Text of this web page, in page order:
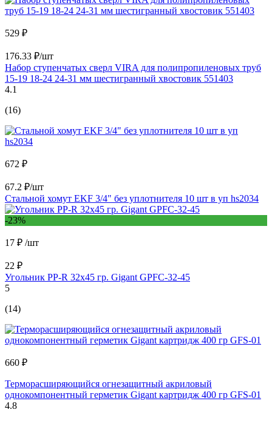
529 ₽
176.33 ₽/шт
Набор ступенчатых сверл VIRA для полипропиленовых труб
15-19 18-24 24-31 мм шестигранный хвостовик 551403
4.1
(16)
672 ₽
67.2 ₽/шт
Стальной хомут EKF 3/4" без уплотнителя 10 шт в уп hs2034
-23%
17 ₽ /шт
22 ₽
Угольник PP-R 32x45 гр. Gigant GPFC-32-45
5
(14)
660 ₽
Терморасширяющийся огнезащитный акриловый
однокомпонентный герметик Gigant картридж 400 гр GFS-01
4.8